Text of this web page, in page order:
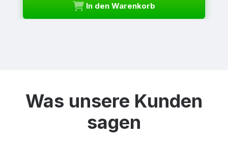
In den Warenkorb
Was unsere Kunden
sagen